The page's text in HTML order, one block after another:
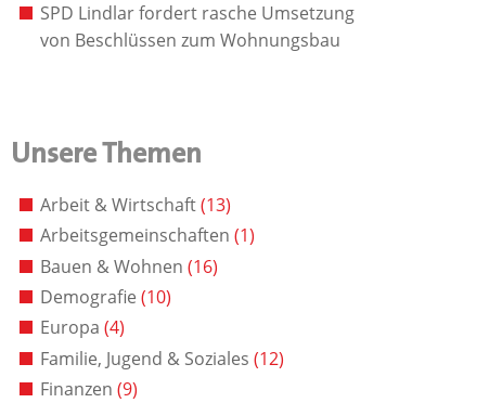
SPD Lindlar fordert rasche Umsetzung
von Beschlüssen zum Wohnungsbau
Unsere Themen
Arbeit & Wirtschaft(13)
Arbeitsgemeinschaften (1)
Bauen & Wohnen (16)
Demografie (10)
Europa (4)
Familie, Jugend & Soziales (12)
Finanzen (9)